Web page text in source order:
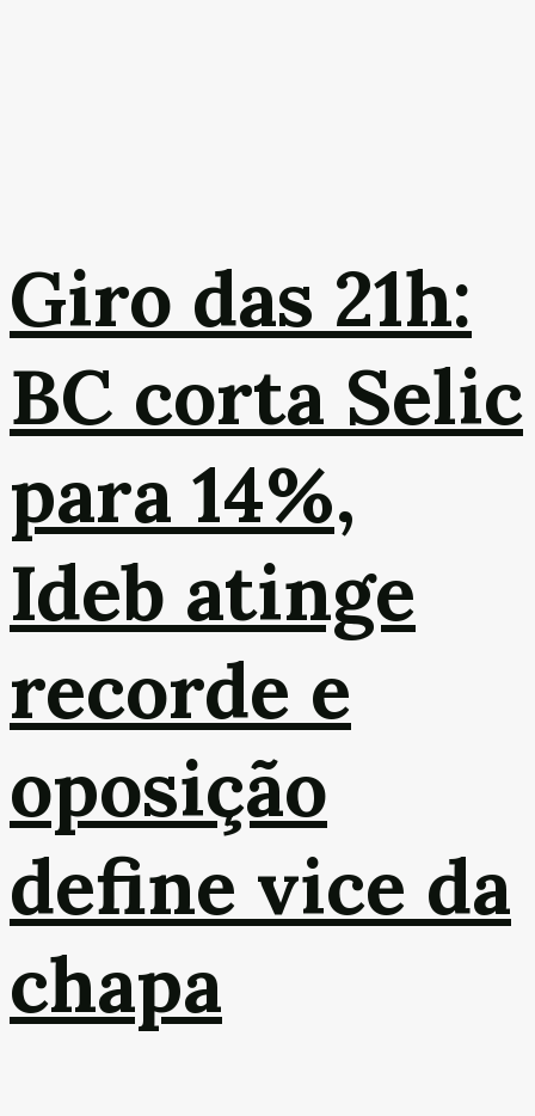
Giro das 21h:
BC corta Selic
para 14%,
Ideb atinge
recorde e
oposição
define vice da
chapa